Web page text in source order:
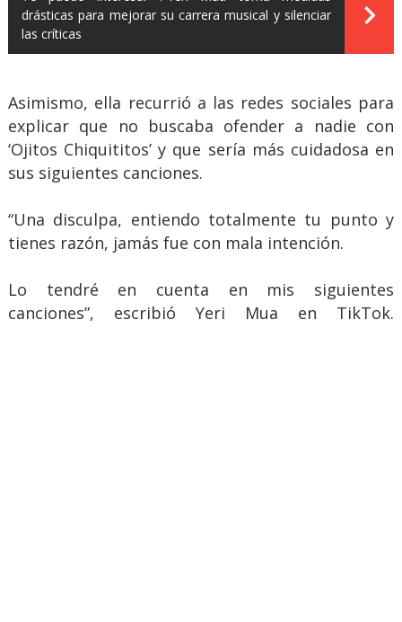
drásticas para mejorar su carrera musical y silenciar
las críticas
Asimismo, ella recurrió a las redes sociales para
explicar que no buscaba ofender a nadie con
‘Ojitos Chiquititos’ y que sería más cuidadosa en
sus siguientes canciones.
“Una disculpa, entiendo totalmente tu punto y
tienes razón, jamás fue con mala intención.
Lo tendré en cuenta en mis siguientes
canciones”, escribió Yeri Mua en TikTok.